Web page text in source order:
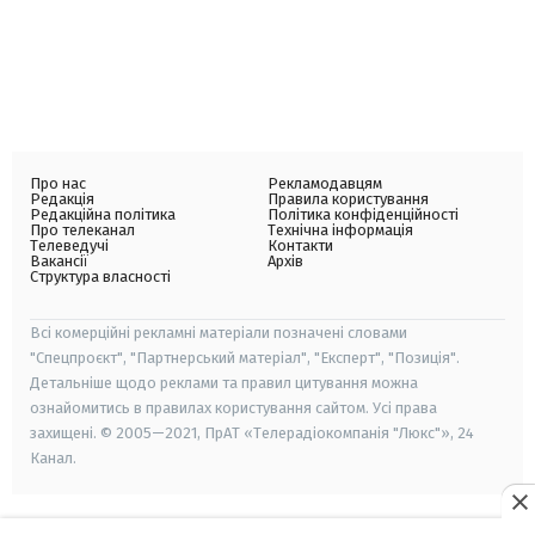
Про нас
Редакція
Редакційна політика
Про телеканал
Телеведучі
Вакансії
Структура власності
Рекламодавцям
Правила користування
Політика конфіденційності
Технічна інформація
Контакти
Архів
Всі комерційні рекламні матеріали позначені словами
"Спецпроєкт", "Партнерський матеріал", "Експерт", "Позиція".
Детальніше щодо реклами та правил цитування можна
ознайомитись в правилах користування сайтом. Усі права
захищені. © 2005—2021, ПрАТ «Телерадіокомпанія "Люкс"», 24
Канал.